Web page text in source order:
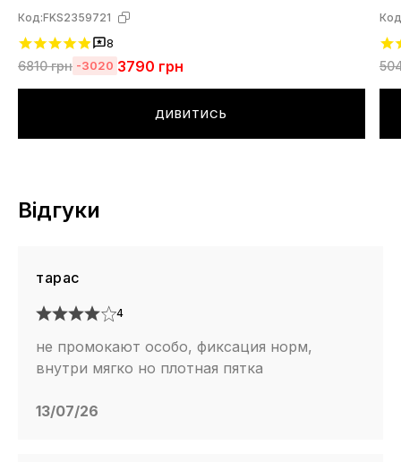
Код:FKS2359721
8
6810грн -3020 3790 грн
ДИВИТИСЬ
Відгуки
тарас
4
не промокают особо, фиксация норм,
внутри мягко но плотная пятка
13/07/26